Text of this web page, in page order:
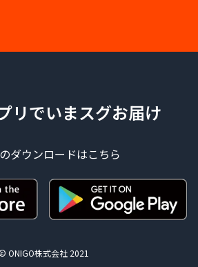
リでいまスグお届け
ダウンロードはこちら
© ONIGO株式会社 2021